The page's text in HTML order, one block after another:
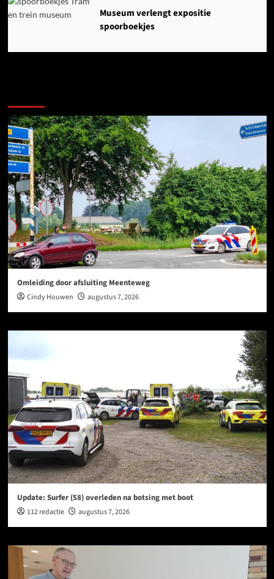
Museum verlengt expositie
spoorboekjes
Omleiding door afsluiting Meenteweg
Cindy Houwen augustus 7, 2026
Update: Surfer (58) overleden na botsing met boot
112 redactie augustus 7, 2026